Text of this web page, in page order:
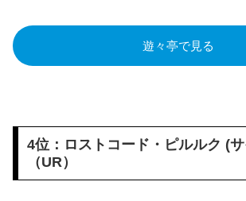
遊々亭で見る
4位：ロストコード・ピルルク (
（UR）